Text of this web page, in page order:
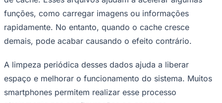
funções, como carregar imagens ou informações
rapidamente. No entanto, quando o cache cresce
demais, pode acabar causando o efeito contrário.
A limpeza periódica desses dados ajuda a liberar
espaço e melhorar o funcionamento do sistema. Muitos
smartphones permitem realizar esse processo